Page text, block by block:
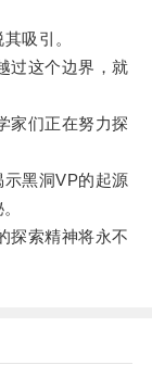
吸引。
这个边界，就
们正在努力探
黑洞VP的起源
索精神将永不